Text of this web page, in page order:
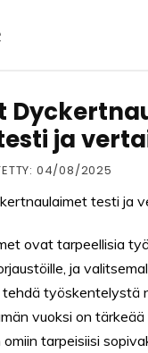
ja
04/08/2025
ovat tarpeellisia
ja
työskentelystä
vuoksi on
tarpeisiisi